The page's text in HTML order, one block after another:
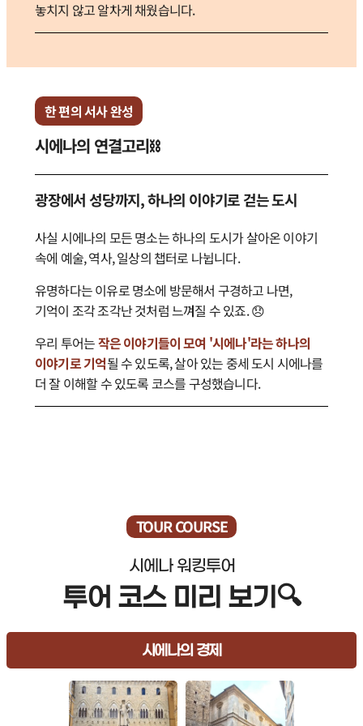
놓치지 않고 알차게 채웠습니다.
한 편의 서사 완성
시에나의 연결고리⛓️
광장에서 성당까지, 하나의 이야기로 걷는 도시
사실 시에나의 모든 명소는 하나의 도시가 살아온 이야기
속에 예술, 역사, 일상의 챕터로 나뉩니다.
유명하다는 이유로 명소에 방문해서 구경하고 나면,
기억이 조각 조각난 것처럼 느껴질 수 있죠. 😞
우리 투어는작은 이야기들이 모여 '시에나'라는 하나의
이야기로 기억될 수 있도록,살아 있는 중세 도시 시에나를
더 잘 이해할 수 있도록 코스를 구성했습니다.
TOUR COURSE
시에나 워킹투어
투어 코스 미리 보기🔍
시에나의 경제